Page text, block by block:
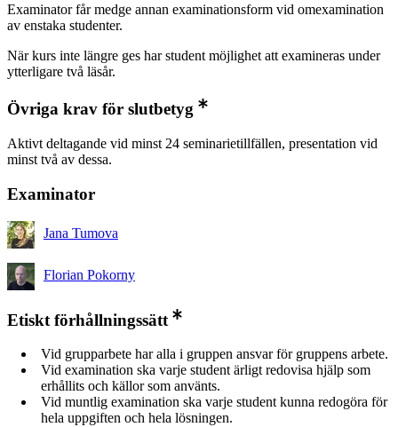
Examinator får medge annan examinationsform vid omexamination
av enstaka studenter.
När kurs inte längre ges har student möjlighet att examineras under
ytterligare två läsår.
Övriga krav för slutbetyg
Aktivt deltagande vid minst 24 seminarietillfällen, presentation vid
minst två av dessa.
Examinator
Jana Tumova
Florian Pokorny
Etiskt förhållningssätt
Vid grupparbete har alla i gruppen ansvar för gruppens arbete.
Vid examination ska varje student ärligt redovisa hjälp som
erhållits och källor som använts.
Vid muntlig examination ska varje student kunna redogöra för
hela uppgiften och hela lösningen.